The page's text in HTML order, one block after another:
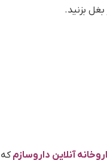
بزنید.
آنلاین داروسازم